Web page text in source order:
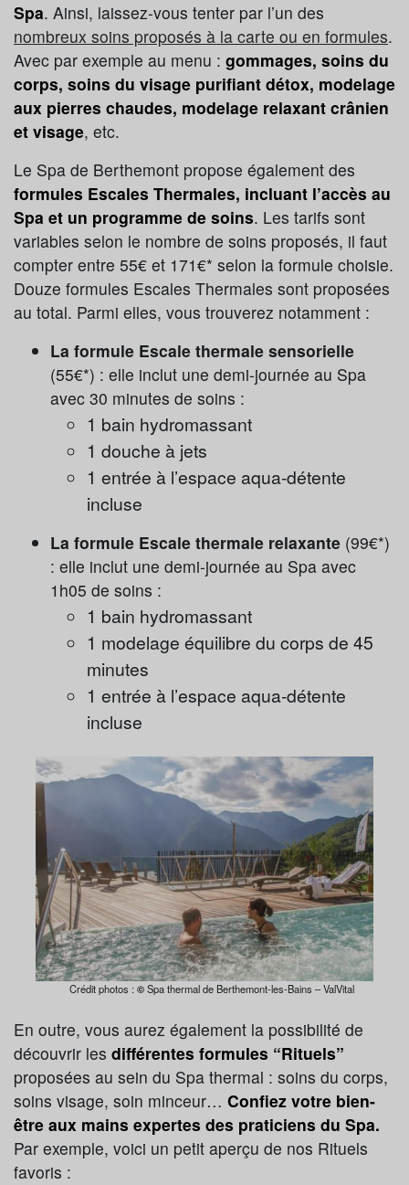
Spa. Ainsi, laissez-vous tenter par l’un des
nombreux soins proposés à la carte ou en formules.
Avec par exemple au menu : gommages, soins du
corps, soins du visage purifiant détox, modelage
aux pierres chaudes, modelage relaxant crânien
et visage, etc.
Le Spa de Berthemont propose également des
formules Escales Thermales, incluant l’accès au
Spa et un programme de soins. Les tarifs sont
variables selon le nombre de soins proposés, il faut
compter entre 55€ et 171€* selon la formule choisie.
Douze formules Escales Thermales sont proposées
au total. Parmi elles, vous trouverez notamment :
La formule Escale thermale sensorielle
(55€*) : elle inclut une demi-journée au Spa
avec 30 minutes de soins :
1 bain hydromassant
1 douche à jets
1 entrée à l’espace aqua-détente
incluse
La formule Escale thermale relaxante (99€*)
: elle inclut une demi-journée au Spa avec
1h05 de soins :
1 bain hydromassant
1 modelage équilibre du corps de 45
minutes
1 entrée à l’espace aqua-détente
incluse
Crédit photos : ©Spa thermal de Berthemont-les-Bains – ValVital
En outre, vous aurez également la possibilité de
découvrir les différentes formules “Rituels”
proposées au sein du Spa thermal : soins du corps,
soins visage, soin minceur… Confiez votre bien-
être aux mains expertes des praticiens du Spa.
Par exemple, voici un petit aperçu de nos Rituels
favoris :